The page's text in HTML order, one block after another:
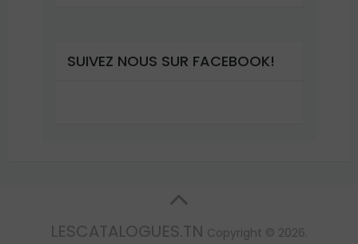
SUIVEZ NOUS SUR FACEBOOK!
LESCATALOGUES.TN Copyright © 2026.